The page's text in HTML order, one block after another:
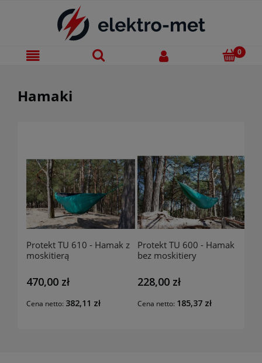
Hamaki
Protekt TU 610 - Hamak z
moskitierą
470,00 zł
Cena netto: 382,11 zł
Protekt TU 600 - Hamak
bez moskitiery
228,00 zł
Cena netto: 185,37 zł